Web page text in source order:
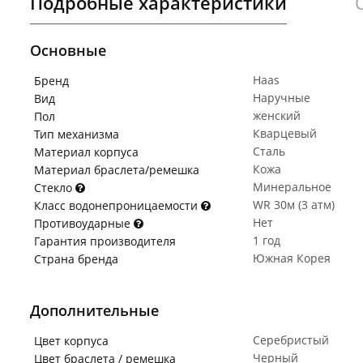
Основные
Бренд
Haas
Вид
Наручные
Пол
женский
Тип механизма
Кварцевый
Материал корпуса
Сталь
Материал браслета/ремешка
Кожа
Стекло
Минеральное
Класс водонепроницаемости
WR 30м (3 атм)
Противоударные
Нет
Гарантия производителя
1 год
Страна бренда
Южная Корея
Дополнительные
Цвет корпуса
Серебристый
Цвет браслета / ремешка
Черный